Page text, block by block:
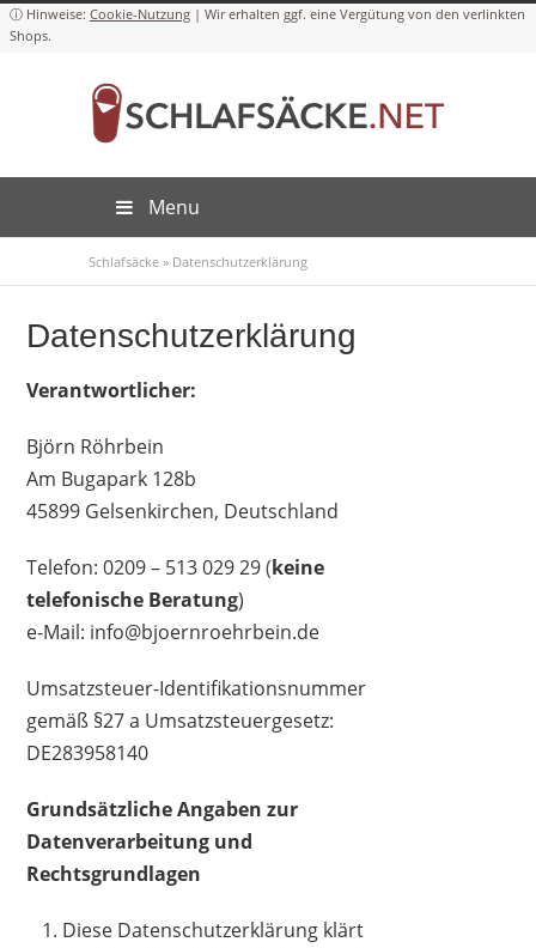
Cookie-Nutzung
Menu
Schlafsäcke » Datenschutzerklärung
Datenschutzerklärung
Verantwortlicher:
Björn Röhrbein
Am Bugapark 128b
45899 Gelsenkirchen, Deutschland
Telefon: 0209 – 513 029 29 (keine
telefonische Beratung)
e-Mail: info@bjoernroehrbein.de
Umsatzsteuer-Identifikationsnummer
gemäß §27 a Umsatzsteuergesetz:
DE283958140
Grundsätzliche Angaben zur
Datenverarbeitung und
Rechtsgrundlagen
Diese Datenschutzerklärung klärt